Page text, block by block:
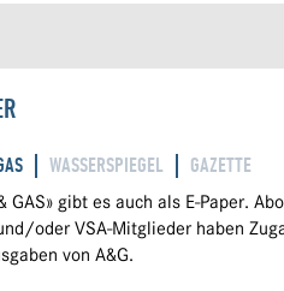
WASSERSPIEGEL GAZETTE
GAS» gibt es auch als E-Paper.
oder VSA-Mitglieder haben
von A&G.